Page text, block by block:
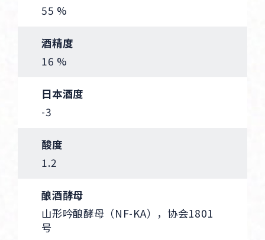
55 %
酒精度
16 %
日本酒度
-3
酸度
1.2
酿酒酵母
山形吟酿酵母（NF-KA），协会1801
号